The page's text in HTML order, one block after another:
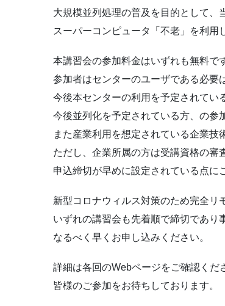
大規模並列処理の普及を目的として、
スーパーコンピュータ「不老」を利用
本講習会の参加料金はいずれも無料で
参加者はセンターのユーザである必要
今後本センターの利用を予定されてい
今後並列化を予定されている方、の参
また産業利用を想定されている企業技
ただし、企業所属の方は受講資格の審
申込締切が早めに設定されている点に
新型コロナウィルス対策のため完全リ
いずれの講習会も先着順で締切であり
なるべく早くお申し込みください。
詳細は各回のWebページをご確認くだ
皆様のご参加をお待ちしております。